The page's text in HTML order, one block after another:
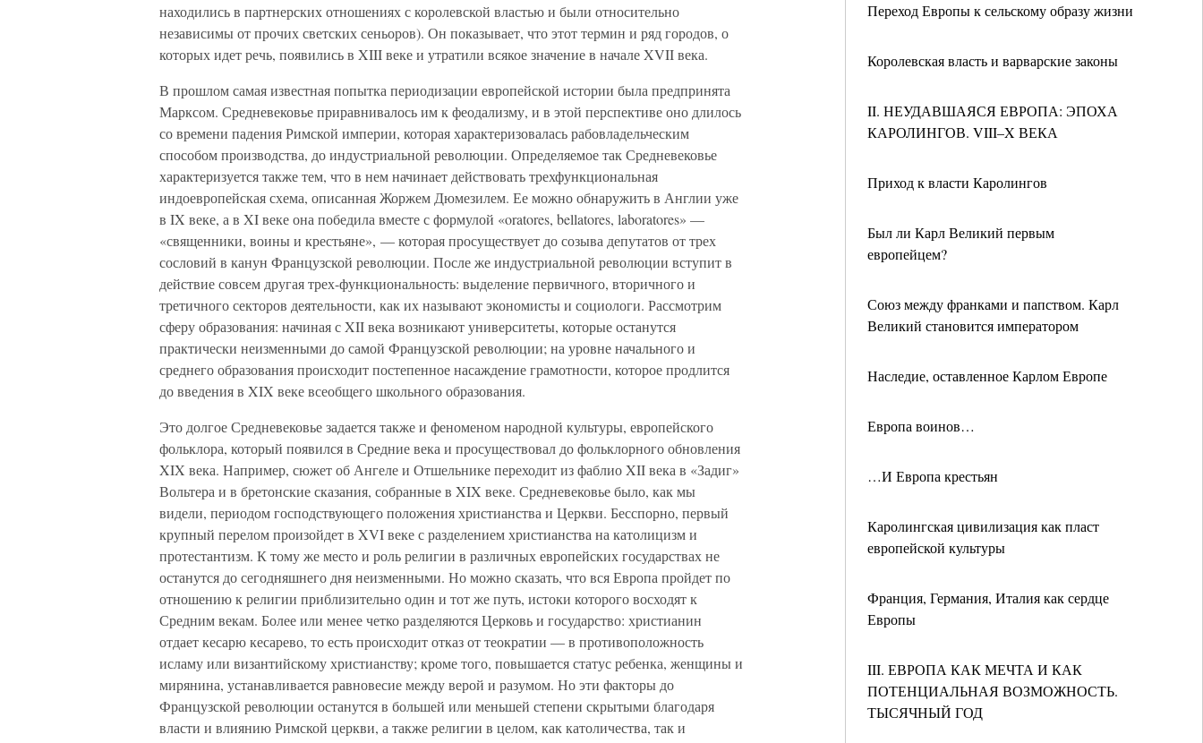
Переход Европы к сельскому образу жизни
Королевская власть и варварские законы
II. НЕУДАВШАЯСЯ ЕВРОПА: ЭПОХА
КАРОЛИНГОВ. VIII–X ВЕКА
Приход к власти Каролингов
Был ли Карл Великий первым
европейцем?
Союз между франками и папством. Карл
Великий становится императором
Наследие, оставленное Карлом Европе
Европа воинов…
…И Европа крестьян
Каролингская цивилизация как пласт
европейской культуры
Франция, Германия, Италия как сердце
Европы
III. ЕВРОПА КАК МЕЧТА И КАК
ПОТЕНЦИАЛЬНАЯ ВОЗМОЖНОСТЬ.
ТЫСЯЧНЫЙ ГОД
находились в партнерских отношениях с королевской властью и были относительно
независимы от прочих светских сеньоров). Он показывает, что этот термин и ряд городов, о
которых идет речь, появились в XIII веке и утратили всякое значение в начале XVII века.
В прошлом самая известная попытка периодизации европейской истории была предпринята
Марксом. Средневековье приравнивалось им к феодализму, и в этой перспективе оно длилось
со времени падения Римской империи, которая характеризовалась рабовладельческим
способом производства, до индустриальной революции. Определяемое так Средневековье
характеризуется также тем, что в нем начинает действовать трехфункциональная
индоевропейская схема, описанная Жоржем Дюмезилем. Ее можно обнаружить в Англии уже
в IX веке, а в XI веке она победила вместе с формулой «oratores, bellatores, laboratores» —
«священники, воины и крестьяне», — которая просуществует до созыва депутатов от трех
сословий в канун Французской революции. После же индустриальной революции вступит в
действие совсем другая трех-функциональность: выделение первичного, вторичного и
третичного секторов деятельности, как их называют экономисты и социологи. Рассмотрим
сферу образования: начиная с XII века возникают университеты, которые останутся
практически неизменными до самой Французской революции; на уровне начального и
среднего образования происходит постепенное насаждение грамотности, которое продлится
до введения в XIX веке всеобщего школьного образования.
Это долгое Средневековье задается также и феноменом народной культуры, европейского
фольклора, который появился в Средние века и просуществовал до фольклорного обновления
XIX века. Например, сюжет об Ангеле и Отшельнике переходит из фаблио XII века в «Задиг»
Вольтера и в бретонские сказания, собранные в XIX веке. Средневековье было, как мы
видели, периодом господствующего положения христианства и Церкви. Бесспорно, первый
крупный перелом произойдет в XVI веке с разделением христианства на католицизм и
протестантизм. К тому же место и роль религии в различных европейских государствах не
останутся до сегодняшнего дня неизменными. Но можно сказать, что вся Европа пройдет по
отношению к религии приблизительно один и тот же путь, истоки которого восходят к
Средним векам. Более или менее четко разделяются Церковь и государство: христианин
отдает кесарю кесарево, то есть происходит отказ от теократии — в противоположность
исламу или византийскому христианству; кроме того, повышается статус ребенка, женщины и
мирянина, устанавливается равновесие между верой и разумом. Но эти факторы до
Французской революции останутся в большей или меньшей степени скрытыми благодаря
власти и влиянию Римской церкви, а также религии в целом, как католичества, так и